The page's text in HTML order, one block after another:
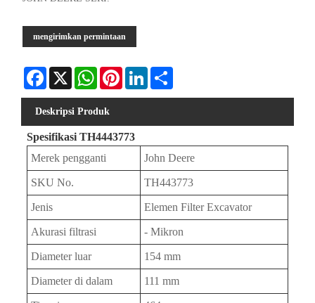
mengirimkan permintaan
Facebook
X WhatsAppPinterestLinkedIn
Deskripsi Produk
Spesifikasi TH4443773
Merek pengganti
John Deere
SKU No. TH443773
Jenis Elemen Filter Excavator
Akurasi filtrasi - Mikron
Diameter luar 154 mm
Diameter di dalam 111 mm